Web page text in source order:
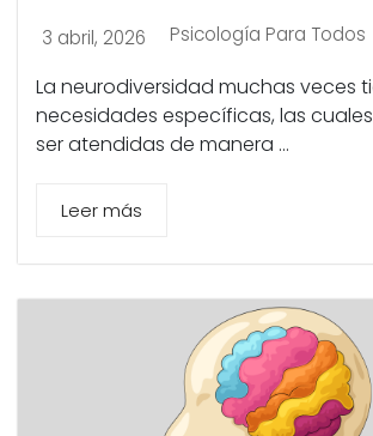
3 abril, 2026 Psicología Para Todos
La neurodiversidad muchas veces
necesidades específicas, las
ser atendidas de manera ...
Leer más